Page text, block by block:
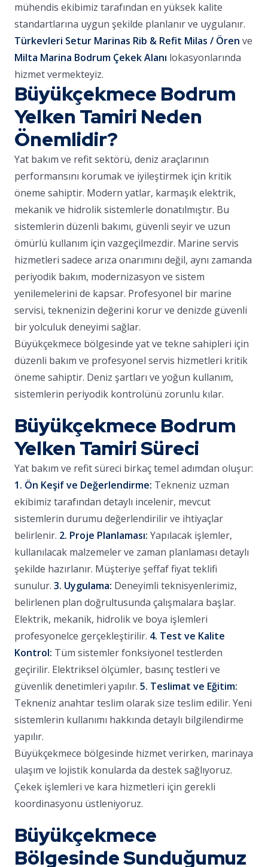
mühendis ekibimiz tarafından en yüksek kalite
standartlarına uygun şekilde planlanır ve uygulanır.
Türkevleri Setur Marinas Rib & Refit Milas / Ören ve
Milta Marina Bodrum Çekek Alanı lokasyonlarında
hizmet vermekteyiz.
Büyükçekmece Bodrum
Yelken Tamiri Neden
Önemlidir?
Yat bakım ve refit sektörü, deniz araçlarının
performansını korumak ve iyileştirmek için kritik
öneme sahiptir. Modern yatlar, karmaşık elektrik,
mekanik ve hidrolik sistemlerle donatılmıştır. Bu
sistemlerin düzenli bakımı, güvenli seyir ve uzun
ömürlü kullanım için vazgeçilmezdir. Marine servis
hizmetleri sadece arıza onarımını değil, aynı zamanda
periyodik bakım, modernizasyon ve sistem
yenilemelerini de kapsar. Profesyonel bir marine
servisi, teknenizin değerini korur ve denizde güvenli
bir yolculuk deneyimi sağlar.
Büyükçekmece bölgesinde yat ve tekne sahipleri için
düzenli bakım ve profesyonel servis hizmetleri kritik
öneme sahiptir. Deniz şartları ve yoğun kullanım,
sistemlerin periyodik kontrolünü zorunlu kılar.
Büyükçekmece Bodrum
Yelken Tamiri Süreci
Yat bakım ve refit süreci birkaç temel adımdan oluşur:
1. Ön Keşif ve Değerlendirme: Tekneniz uzman
ekibimiz tarafından detaylı incelenir, mevcut
sistemlerin durumu değerlendirilir ve ihtiyaçlar
belirlenir. 2. Proje Planlaması: Yapılacak işlemler,
kullanılacak malzemeler ve zaman planlaması detaylı
şekilde hazırlanır. Müşteriye şeffaf fiyat teklifi
sunulur. 3. Uygulama: Deneyimli teknisyenlerimiz,
belirlenen plan doğrultusunda çalışmalara başlar.
Elektrik, mekanik, hidrolik ve boya işlemleri
profesyonelce gerçekleştirilir. 4. Test ve Kalite
Kontrol: Tüm sistemler fonksiyonel testlerden
geçirilir. Elektriksel ölçümler, basınç testleri ve
güvenlik denetimleri yapılır. 5. Teslimat ve Eğitim:
Tekneniz anahtar teslim olarak size teslim edilir. Yeni
sistemlerin kullanımı hakkında detaylı bilgilendirme
yapılır.
Büyükçekmece bölgesinde hizmet verirken, marinaya
ulaşım ve lojistik konularda da destek sağlıyoruz.
Çekek işlemleri ve kara hizmetleri için gerekli
koordinasyonu üstleniyoruz.
Büyükçekmece
Bölgesinde Sunduğumuz